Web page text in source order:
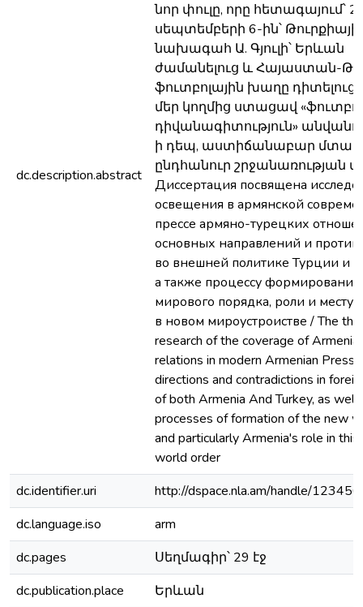
dc.description.abstract
նոր փուլը, որը հետագայում՝
սեպտեմբերի 6-ին՝ Թուրքիայի
նախագահ Ա. Գյուլի՝ Երևան
ժամանելուց և Հայաստան-
ֆուտբոլային խաղը դիտելուց
մեր կողմից ստացավ
դիվանագիտություն»
ի դեպ, աստիճանաբար մտավ
ընդհանուր շրջանառության
Диссертация посвящена
освещения в армянской
прессе армяно-турецких
основных направлений и
во внешней политике Турции и
a также процессу формирования
мирового порядка, роли и
в новом мироустроистве / The
research of the coverage of
relations in modern Armenian Press,
directions and contradictions in
of both Armenia And Turkey, as well
processes of formation of the new
and particularly Armenia's role in
world order
dc.identifier.uri
http://dspace.nla.am/handle/
dc.language.iso
arm
dc.pages
Սեղմագիր՝ 29 էջ
dc.publication.place
Երևան